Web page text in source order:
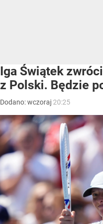
Iga Świątek
z Polski. Będzie
Dodano:wczoraj 20:25